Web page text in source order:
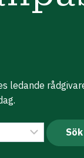
ledande